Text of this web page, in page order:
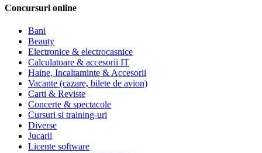
Concursuri online
Bani
Beauty
Electronice & electrocasnice
Calculatoare & accesorii IT
Haine, Incaltaminte & Accesorii
Vacante (cazare, bilete de avion)
Carti & Reviste
Concerte & spectacole
Cursuri si training-uri
Diverse
Jucarii
Licente software